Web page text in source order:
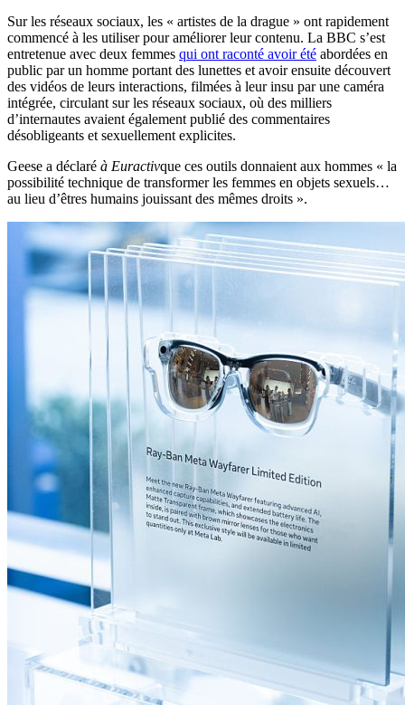
Sur les réseaux sociaux, les « artistes de la drague » ont rapidement
commencé à les utiliser pour améliorer leur contenu. La BBC s’est
entretenue avec deux femmes qui ont raconté avoir été abordées en
public par un homme portant des lunettes et avoir ensuite découvert
des vidéos de leurs interactions, filmées à leur insu par une caméra
intégrée, circulant sur les réseaux sociaux, où des milliers
d’internautes avaient également publié des commentaires
désobligeants et sexuellement explicites.
Geese a déclaré à Euractivque ces outils donnaient aux hommes « la
possibilité technique de transformer les femmes en objets sexuels…
au lieu d’êtres humains jouissant des mêmes droits ».